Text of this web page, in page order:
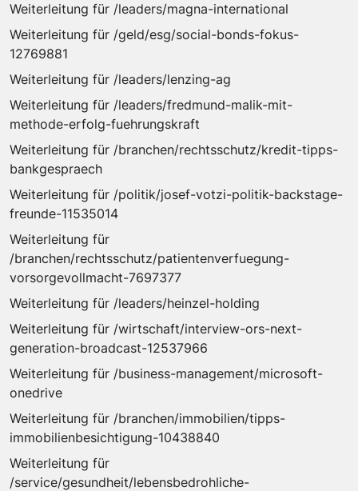
Weiterleitung für /leaders/magna-international
Weiterleitung für /geld/esg/social-bonds-fokus-
12769881
Weiterleitung für /leaders/lenzing-ag
Weiterleitung für /leaders/fredmund-malik-mit-
methode-erfolg-fuehrungskraft
Weiterleitung für /branchen/rechtsschutz/kredit-tipps-
bankgespraech
Weiterleitung für /politik/josef-votzi-politik-backstage-
freunde-11535014
Weiterleitung für
/branchen/rechtsschutz/patientenverfuegung-
vorsorgevollmacht-7697377
Weiterleitung für /leaders/heinzel-holding
Weiterleitung für /wirtschaft/interview-ors-next-
generation-broadcast-12537966
Weiterleitung für /business-management/microsoft-
onedrive
Weiterleitung für /branchen/immobilien/tipps-
immobilienbesichtigung-10438840
Weiterleitung für
/service/gesundheit/lebensbedrohliche-